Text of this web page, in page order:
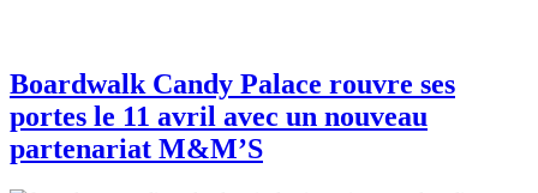
Boardwalk Candy Palace rouvre ses
portes le 11 avril avec un nouveau
partenariat M&M’S